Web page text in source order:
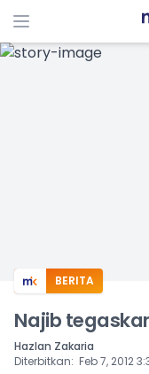
BERITA
Najib
Hazlan Zakaria
Diterbitkan: Feb 7, 2012